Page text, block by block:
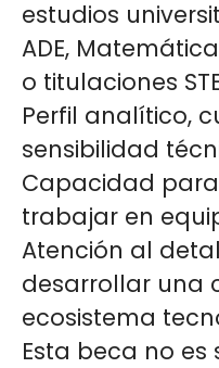
estudios
ADE,
o titulaciones
Perfil analítico,
sensibilidad
Capacidad
trabajar en
Atención al
desarrollar una
ecosistema
Esta beca no